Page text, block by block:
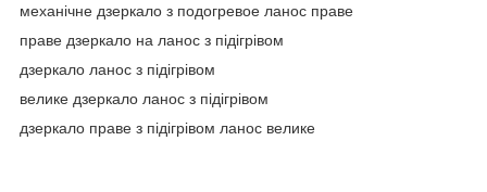
механічне дзеркало з подогревое ланос праве
праве дзеркало на ланос з підігрівом
дзеркало ланос з підігрівом
велике дзеркало ланос з підігрівом
дзеркало праве з підігрівом ланос велике